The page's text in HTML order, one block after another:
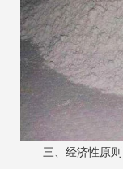
三、经济性原则